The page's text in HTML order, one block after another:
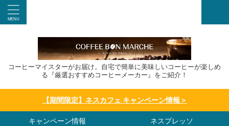
コーヒーマイスターがお届け。自宅で簡単に美味しいコーヒーが楽しめ
る『厳選おすすめコーヒーメーカー』をご紹介！
【期間限定】ネスカフェ キャンペーン情報＞
キャンペーン情報 ネスプレッソ